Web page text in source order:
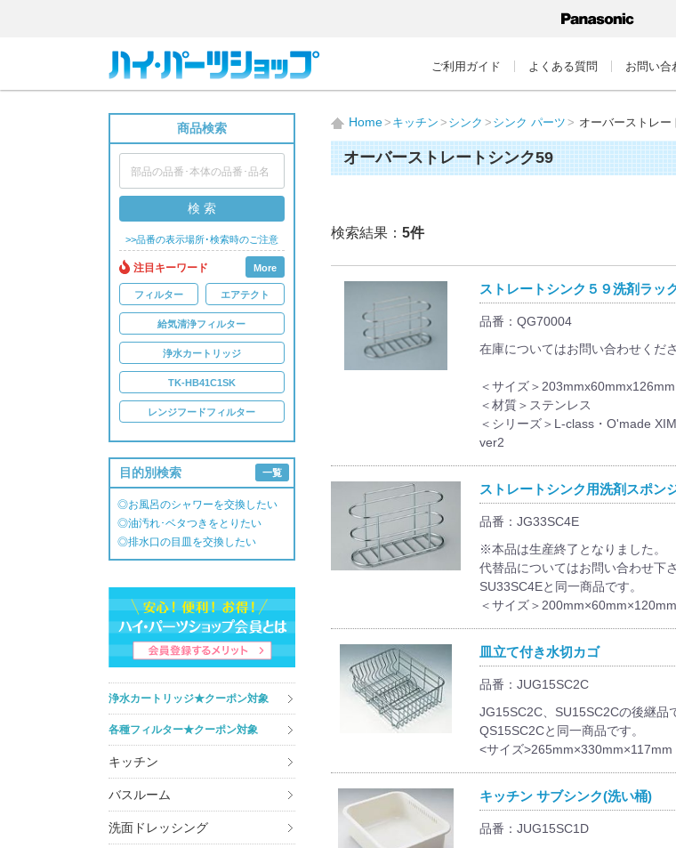
ご利用ガイド よくある質問 お問い合
商品検索
検 索
>>品番の表示場所･検索時のご注意
注目キーワード More
フィルター エアテクト
給気清浄フィルター
浄水カートリッジ
TK-HB41C1SK
レンジフードフィルター
目的別検索 一覧
◎お風呂のシャワーを交換したい
◎油汚れ･ベタつきをとりたい
◎排水口の目皿を交換したい
浄水カートリッジ★クーポン対象
各種フィルター★クーポン対象
キッチン
バスルーム
洗面ドレッシング
Home キッチン シンク シンク パーツ オーバーストレー
オーバーストレートシンク59
検索結果： 5件
ストレートシンク５９洗剤ラッ
品番：QG70004
在庫についてはお問い合わせくださ
＜サイズ＞203mmx60mmx126mm
＜材質＞ステンレス
＜シリーズ＞L-class・O'made
ver2
ストレートシンク用洗剤スポン
品番：JG33SC4E
※本品は生産終了となりました。
代替品についてはお問い合わせ下さ
SU33SC4Eと同一商品です。
＜サイズ＞200mm×60mm×120mm
皿立て付き水切カゴ
品番：JUG15SC2C
JG15SC2C、SU15SC2Cの後継品
QS15SC2Cと同一商品です。
<サイズ>265mm×330mm×117mm
キッチン サブシンク(洗い桶)
品番：JUG15SC1D